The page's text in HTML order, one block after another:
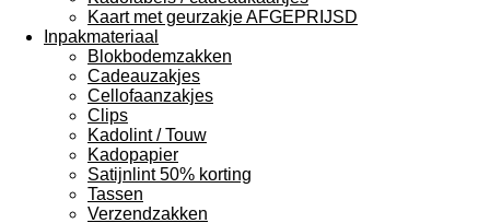
Kaart met geurzakje AFGEPRIJSD
Inpakmateriaal
Blokbodemzakken
Cadeauzakjes
Cellofaanzakjes
Clips
Kadolint / Touw
Kadopapier
Satijnlint 50% korting
Tassen
Verzendzakken